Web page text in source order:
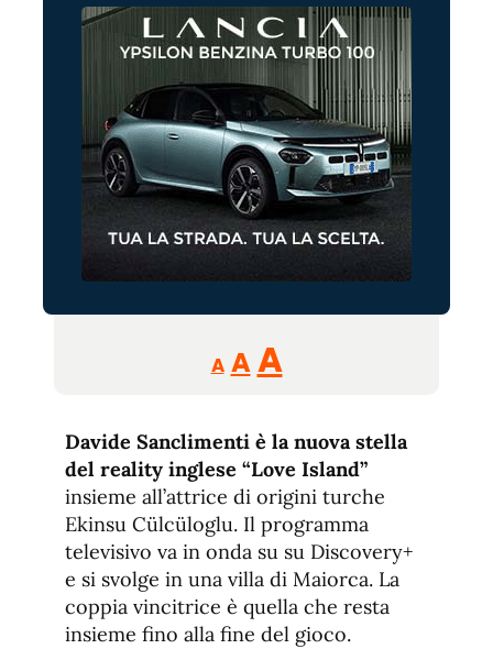
A
Reducir
tamaño
A Restablecer
tamaño
de
fuente
AAumentar
de
fuente.
Davide Sanclimenti è la nuova stella
del reality inglese “Love Island”
insieme all’attrice di origini turche
Ekinsu Cülcüloglu. Il programma
televisivo va in onda su su Discovery+
e si svolge in una villa di Maiorca. La
coppia vincitrice è quella che resta
insieme fino alla fine del gioco.